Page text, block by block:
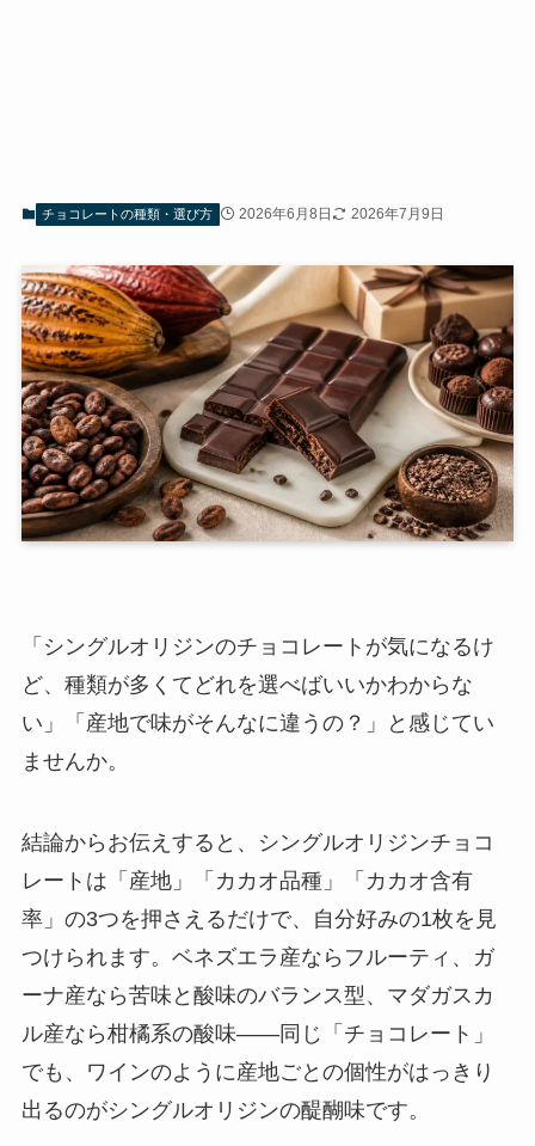
チョコレートの種類・選び方 2026年6月8日 2026年7月9日
「シングルオリジンのチョコレートが気になるけ
ど、種類が多くてどれを選べばいいかわからな
い」「産地で味がそんなに違うの？」と感じてい
ませんか。
結論からお伝えすると、シングルオリジンチョコ
レートは「産地」「カカオ品種」「カカオ含有
率」の3つを押さえるだけで、自分好みの1枚を見
つけられます。ベネズエラ産ならフルーティ、ガ
ーナ産なら苦味と酸味のバランス型、マダガスカ
ル産なら柑橘系の酸味——同じ「チョコレート」
でも、ワインのように産地ごとの個性がはっきり
出るのがシングルオリジンの醍醐味です。